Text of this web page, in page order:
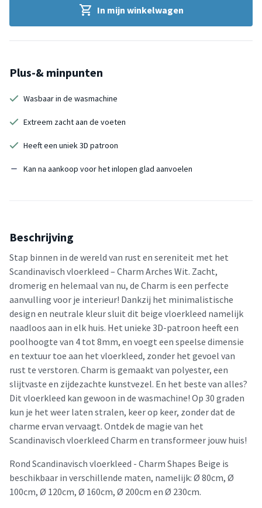
In mijn winkelwagen
Plus-& minpunten
Wasbaar in de wasmachine
Extreem zacht aan de voeten
Heeft een uniek 3D patroon
Kan na aankoop voor het inlopen glad aanvoelen
Beschrijving
Stap binnen in de wereld van rust en sereniteit met het
Scandinavisch vloerkleed – Charm Arches Wit. Zacht,
dromerig en helemaal van nu, de Charm is een perfecte
aanvulling voor je interieur! Dankzij het minimalistische
design en neutrale kleur sluit dit beige vloerkleed namelijk
naadloos aan in elk huis. Het unieke 3D-patroon heeft een
poolhoogte van 4 tot 8mm, en voegt een speelse dimensie
en textuur toe aan het vloerkleed, zonder het gevoel van
rust te verstoren. Charm is gemaakt van polyester, een
slijtvaste en zijdezachte kunstvezel. En het beste van alles?
Dit vloerkleed kan gewoon in de wasmachine! Op 30 graden
kun je het weer laten stralen, keer op keer, zonder dat de
charme ervan vervaagt. Ontdek de magie van het
Scandinavisch vloerkleed Charm en transformeer jouw huis!
Rond Scandinavisch vloerkleed - Charm Shapes Beige is
beschikbaar in verschillende maten, namelijk: Ø 80cm, Ø
100cm, Ø 120cm, Ø 160cm, Ø 200cm en Ø 230cm.